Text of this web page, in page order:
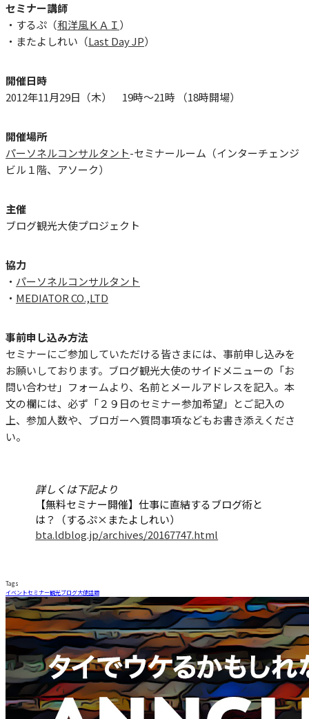
セミナー講師
・するぷ（和洋風ＫＡＩ）
・またよしれい（Last Day JP）
開催日時
2012年11月29日（木） 19時～21時 （18時開場）
開催場所
パーソネルコンサルタント-セミナールーム（インターチェンジ
ビル１階、アソーク）
主催
ブログ観光大使プロジェクト
協力
・ パーソネルコンサルタント
・ MEDIATOR CO.,LTD
事前申し込み方法
セミナーにご参加していただける皆さまには、事前申し込みを
お願いしております。ブログ観光大使のサイドメニューの「お
問い合わせ」フォームより、名前とメールアドレスを記入。本
文の欄には、必ず「２９日のセミナー参加希望」とご記入の
上、参加人数や、ブロガーへ質問事項などもお書き添えくださ
い。
詳しくは下記より
【無料セミナー開催】仕事に直結するブログ術と
は？（するぷ×またよしれい）
bta.ldblog.jp/archives/20167747.html
Tags
イベントセミナー観光ブログ大使話題